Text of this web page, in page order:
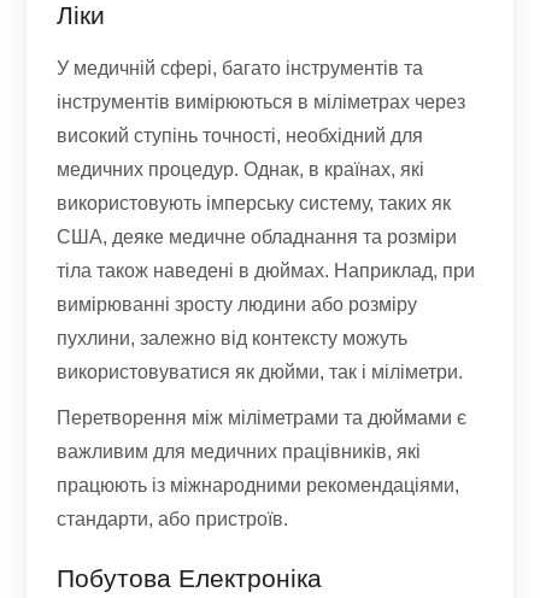
Ліки
У медичній сфері, багато інструментів та
інструментів вимірюються в міліметрах через
високий ступінь точності, необхідний для
медичних процедур. Однак, в країнах, які
використовують імперську систему, таких як
США, деяке медичне обладнання та розміри
тіла також наведені в дюймах. Наприклад, при
вимірюванні зросту людини або розміру
пухлини, залежно від контексту можуть
використовуватися як дюйми, так і міліметри.
Перетворення між міліметрами та дюймами є
важливим для медичних працівників, які
працюють із міжнародними рекомендаціями,
стандарти, або пристроїв.
Побутова Електроніка